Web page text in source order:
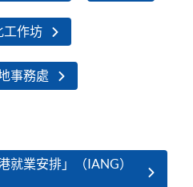
工作坊
事務處
就業安排」（IANG）